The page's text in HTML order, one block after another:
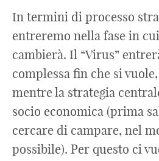
In termini di processo
entreremo nella fase in
cambierà. Il “Virus”
complessa fin che si
mentre la strategia
socio economica (prima
cercare di campare, nel
possibile). Per questo ci